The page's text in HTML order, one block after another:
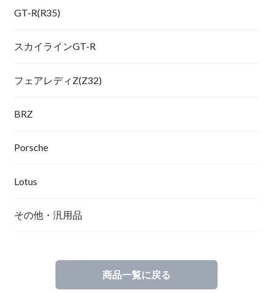
GT-R(R35)
スカイラインGT-R
フェアレディZ(Z32)
BRZ
Porsche
Lotus
その他・汎用品
商品一覧に戻る